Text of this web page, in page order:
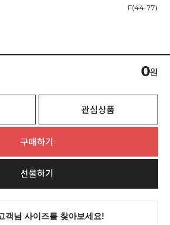
F(44-77)
0원
관심상품
구매하기
선물하기